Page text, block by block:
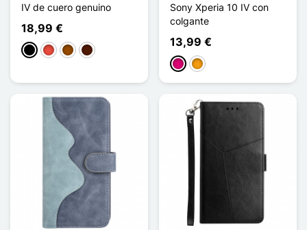
IV de cuero genuino
18,99 €
NegroRojoMarrónMarrón oscuro
Sony Xperia 10 IV con
colgante
13,99 €
MagentaNaranja